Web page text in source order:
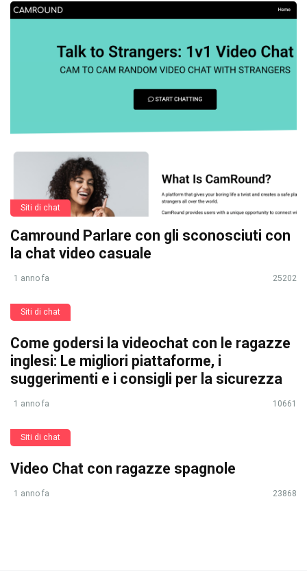
Siti di chat
Camround Parlare con gli sconosciuti con
la chat video casuale
1 anno fa 25202
Siti di chat
Come godersi la videochat con le ragazze
inglesi: Le migliori piattaforme, i
suggerimenti e i consigli per la sicurezza
1 anno fa 10661
Siti di chat
Video Chat con ragazze spagnole
1 anno fa 23868